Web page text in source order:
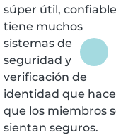
súper útil,
tiene muchos
sistemas de
seguridad y
verificación de
identidad que
que los miembros
sientan seguros.